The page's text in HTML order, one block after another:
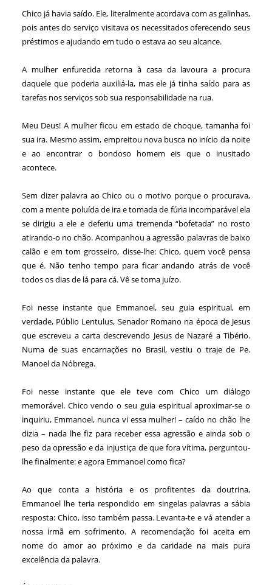
Chico já havia saído. Ele, literalmente acordava com as galinhas,
pois antes do serviço visitava os necessitados oferecendo seus
préstimos e ajudando em tudo o estava ao seu alcance.
A mulher enfurecida retorna à casa da lavoura a procura
daquele que poderia auxiliá-la, mas ele já tinha saído para as
tarefas nos serviços sob sua responsabilidade na rua.
Meu Deus! A mulher ficou em estado de choque, tamanha foi
sua ira. Mesmo assim, empreitou nova busca no início da noite
e ao encontrar o bondoso homem eis que o inusitado
acontece.
Sem dizer palavra ao Chico ou o motivo porque o procurava,
com a mente poluída de ira e tomada de fúria incomparável ela
se dirigiu a ele e deferiu uma tremenda “bofetada” no rosto
atirando-o no chão. Acompanhou a agressão palavras de baixo
calão e em tom grosseiro, disse-lhe: Chico, quem você pensa
que é. Não tenho tempo para ficar andando atrás de você
todos os dias de lá para cá. Vê se toma juízo.
Foi nesse instante que Emmanoel, seu guia espiritual, em
verdade, Públio Lentulus, Senador Romano na época de Jesus
que escreveu a carta descrevendo Jesus de Nazaré a Tibério.
Numa de suas encarnações no Brasil, vestiu o traje de Pe.
Manoel da Nóbrega.
Foi nesse instante que ele teve com Chico um diálogo
memorável. Chico vendo o seu guia espiritual aproximar-se o
inquiriu, Emmanoel, nunca vi essa mulher! – caído no chão lhe
dizia – nada lhe fiz para receber essa agressão e ainda sob o
peso da opressão e da injustiça de que fora vítima, perguntou-
lhe finalmente: e agora Emmanoel como fica?
Ao que conta a história e os profitentes da doutrina,
Emmanoel lhe teria respondido em singelas palavras a sábia
resposta: Chico, isso também passa. Levanta-te e vá atender a
nossa irmã em sofrimento. A recomendação foi aceita em
nome do amor ao próximo e da caridade na mais pura
excelência da palavra.